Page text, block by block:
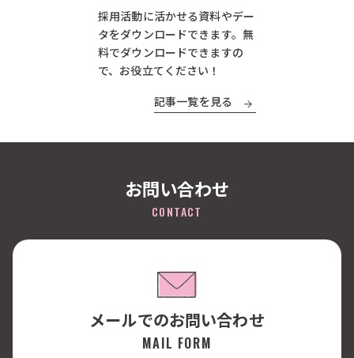
採用活動に活かせる資料やデー
タをダウンロードできます。無
料でダウンロードできますの
で、お役立てください！
記事一覧を見る
お問い合わせ
CONTACT
メールでのお問い合わせ
MAIL FORM